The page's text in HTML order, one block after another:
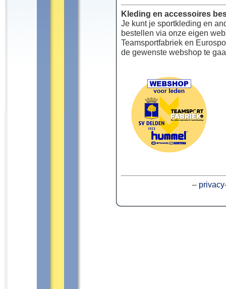
Kleding en accessoires
Je kunt je sportkleding en
bestellen via onze eigen
Teamsportfabriek en
de gewenste webshop te
–